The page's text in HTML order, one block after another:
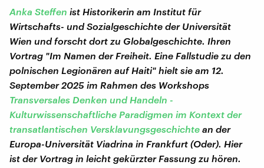
Anka Steffen ist Historikerin am Institut für
Wirtschafts- und Sozialgeschichte der Universität
Wien und forscht dort zu Globalgeschichte. Ihren
Vortrag "Im Namen der Freiheit. Eine Fallstudie zu den
polnischen Legionären auf Haiti" hielt sie am 12.
September 2025 im Rahmen des Workshops
Transversales Denken und Handeln -
Kulturwissenschaftliche Paradigmen im Kontext der
transatlantischen Versklavungsgeschichte an der
Europa-Universität Viadrina in Frankfurt (Oder). Hier
ist der Vortrag in leicht gekürzter Fassung zu hören.